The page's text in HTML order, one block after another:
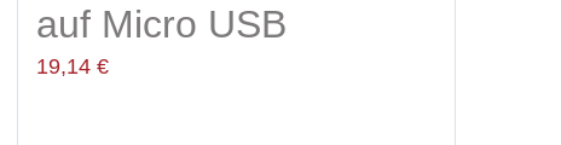
auf Micro USB
19,14 €